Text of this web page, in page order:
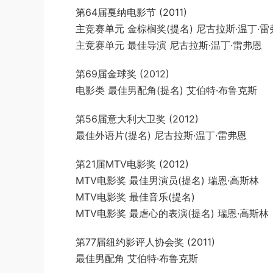
第64届戛纳电影节 (2011)
主竞赛单元 金棕榈奖(提名) 尼古拉斯·温丁·雷
主竞赛单元 最佳导演 尼古拉斯·温丁·雷弗恩
第69届金球奖 (2012)
电影类 最佳男配角(提名) 艾伯特·布鲁克斯
第56届意大利大卫奖 (2012)
最佳外语片(提名) 尼古拉斯·温丁·雷弗恩
第21届MTV电影奖 (2012)
MTV电影奖 最佳男演员(提名) 瑞恩·高斯林
MTV电影奖 最佳音乐(提名)
MTV电影奖 最虐心的表演(提名) 瑞恩·高斯林
第77届纽约影评人协会奖 (2011)
最佳男配角 艾伯特·布鲁克斯